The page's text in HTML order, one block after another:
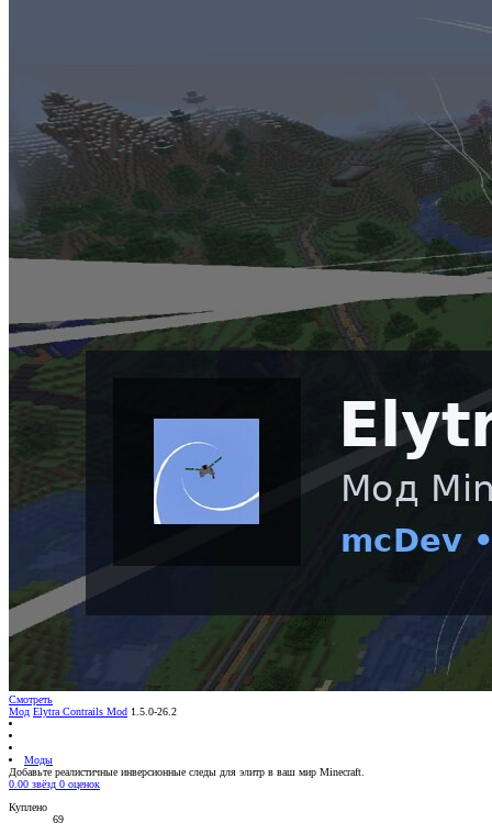
Смотреть
Мод Elytra Contrails Mod 1.5.0-26.2
Моды
Добавьте реалистичные инверсионные следы для элитр в ваш мир Minecraft.
0.00 звёзд 0 оценок
Куплено
69